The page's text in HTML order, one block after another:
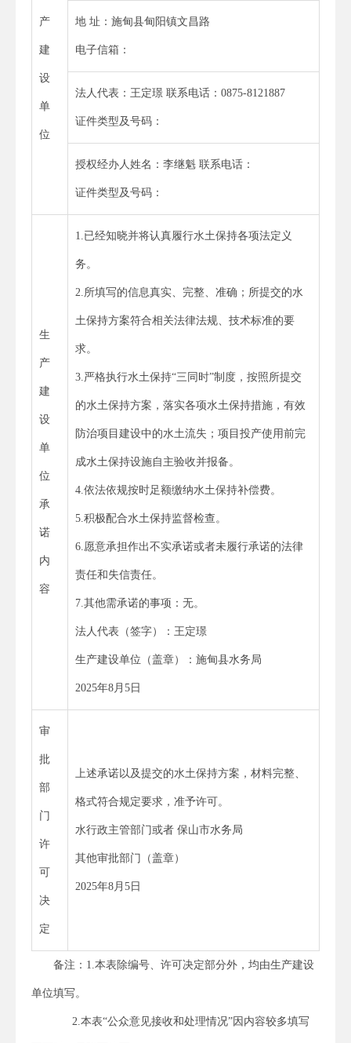
产
建
设
单
位
地 址：施甸县甸阳镇文昌路
电子信箱：
法人代表：王定璟 联系电话：0875-8121887
证件类型及号码：
授权经办人姓名：李继魁 联系电话：
证件类型及号码：
生
产
建
设
单
位
承
诺
内
容
1.已经知晓并将认真履行水土保持各项法定义
务。
2.所填写的信息真实、完整、准确；所提交的水
土保持方案符合相关法律法规、技术标准的要
求。
3.严格执行水土保持“三同时”制度，按照所提交
的水土保持方案，落实各项水土保持措施，有效
防治项目建设中的水土流失；项目投产使用前完
成水土保持设施自主验收并报备。
4.依法依规按时足额缴纳水土保持补偿费。
5.积极配合水土保持监督检查。
6.愿意承担作出不实承诺或者未履行承诺的法律
责任和失信责任。
7.其他需承诺的事项：无。
法人代表（签字）：王定璟
生产建设单位（盖章）：施甸县水务局
2025年8月5日
审
批
部
门
许
可
决
定
上述承诺以及提交的水土保持方案，材料完整、
格式符合规定要求，准予许可。
水行政主管部门或者 保山市水务局
其他审批部门（盖章）
2025年8月5日
备注：1.本表除编号、许可决定部分外，均由生产建设
单位填写。
2.本表“公众意见接收和处理情况”因内容较多填写